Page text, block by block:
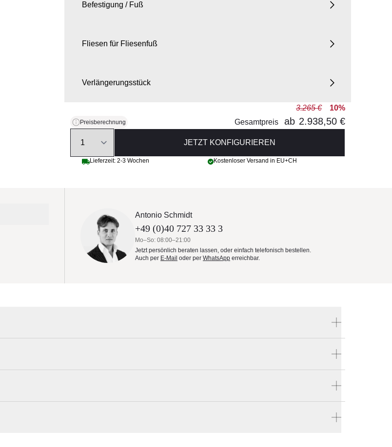
Befestigung / Fuß
Fliesen für Fliesenfuß
Verlängerungsstück
Preisberechnung
3.265 €
10%
Gesamtpreis
ab 2.938,50 €
JETZT KONFIGURIEREN
Lieferzeit: 2-3 Wochen Kostenloser Versand in EU+CH
Antonio Schmidt
+49 (0)40 727 33 33 3
Mo–So: 08:00–21:00
Jetzt persönlich beraten lassen, oder einfach telefonisch bestellen.
Auch per E-Mail oder per WhatsApp erreichbar.
unterschiedliche Neigungen und eine ganz breite,